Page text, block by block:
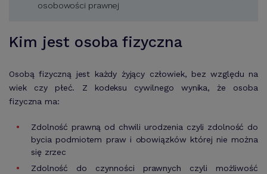
osobowości prawnej
Kim jest osoba fizyczna
Osobą fizyczną jest każdy żyjący człowiek, bez względu na
wiek czy płeć. Z kodeksu cywilnego wynika, że osoba
fizyczna ma:
Zdolność prawną od chwili urodzenia czyli zdolność do
bycia podmiotem praw i obowiązków której nie można
się zrzec
Zdolność do czynności prawnych czyli możliwość